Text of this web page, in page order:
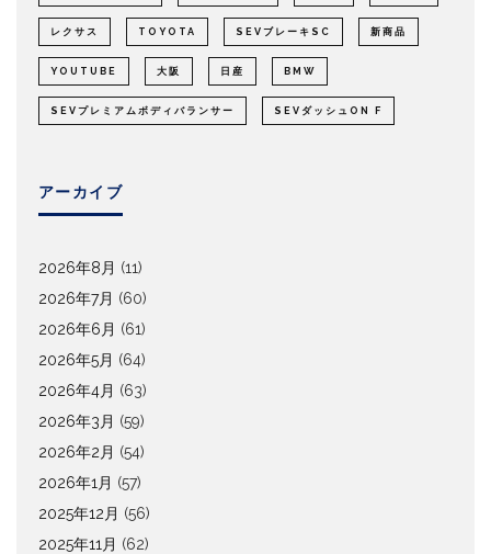
レクサス TOYOTA SEVブレーキSC 新商品
YOUTUBE 大阪 日産 BMW
SEVプレミアムボディバランサー SEVダッシュON F
アーカイブ
2026年8月 (11)
2026年7月 (60)
2026年6月 (61)
2026年5月 (64)
2026年4月 (63)
2026年3月 (59)
2026年2月 (54)
2026年1月 (57)
2025年12月 (56)
2025年11月 (62)